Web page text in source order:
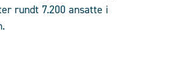
rundt 7.200 ansatte i